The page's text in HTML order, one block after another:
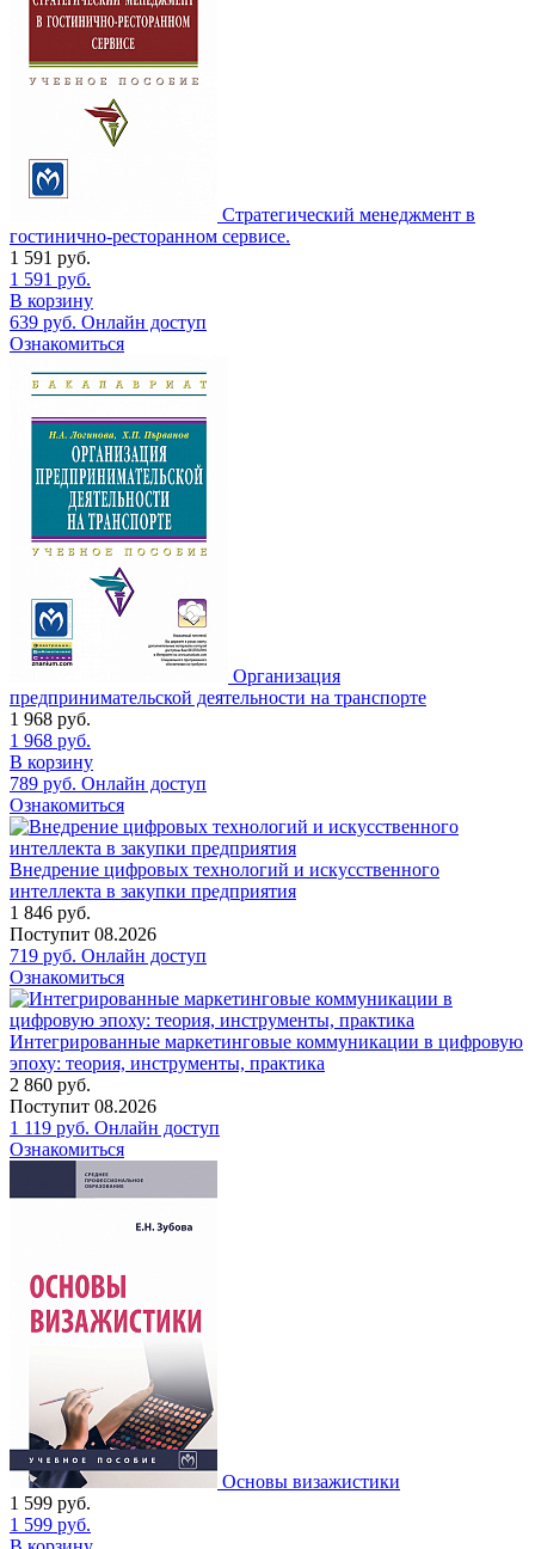
Стратегический менеджмент в
гостинично-ресторанном сервисе.
1 591 руб.
1 591 руб.
В корзину
639 руб. Онлайн доступ
Ознакомиться
Организация
предпринимательской деятельности на транспорте
1 968 руб.
1 968 руб.
В корзину
789 руб. Онлайн доступ
Ознакомиться
Внедрение цифровых технологий и искусственного
интеллекта в закупки предприятия
1 846 руб.
Поступит 08.2026
719 руб. Онлайн доступ
Ознакомиться
Интегрированные маркетинговые коммуникации в цифровую
эпоху: теория, инструменты, практика
2 860 руб.
Поступит 08.2026
1 119 руб. Онлайн доступ
Ознакомиться
Основы визажистики
1 599 руб.
1 599 руб.